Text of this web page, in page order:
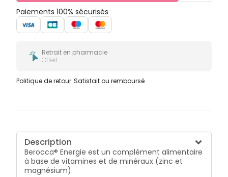
Paiements 100% sécurisés
Retrait en pharmacie
Offert
Politique de retour Satisfait ou remboursé
Description
Berocca® Energie est un complément alimentaire
à base de vitamines et de minéraux (zinc et
magnésium).